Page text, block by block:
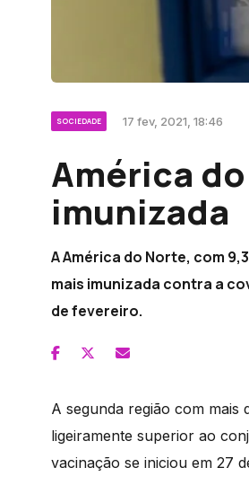
SOCIEDADE 17 fev, 2021, 18:46
América
imunizada
A América do Norte, com
mais imunizada contra a
de fevereiro.
A segunda região com mais
ligeiramente superior ao
vacinação se iniciou em 27